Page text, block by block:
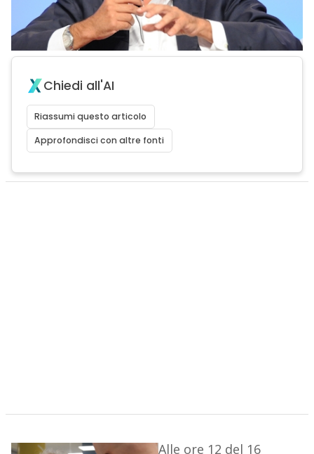
Chiedi all'AI
Riassumi questo articolo
Approfondisci con altre fonti
Alle ore 12 del 16